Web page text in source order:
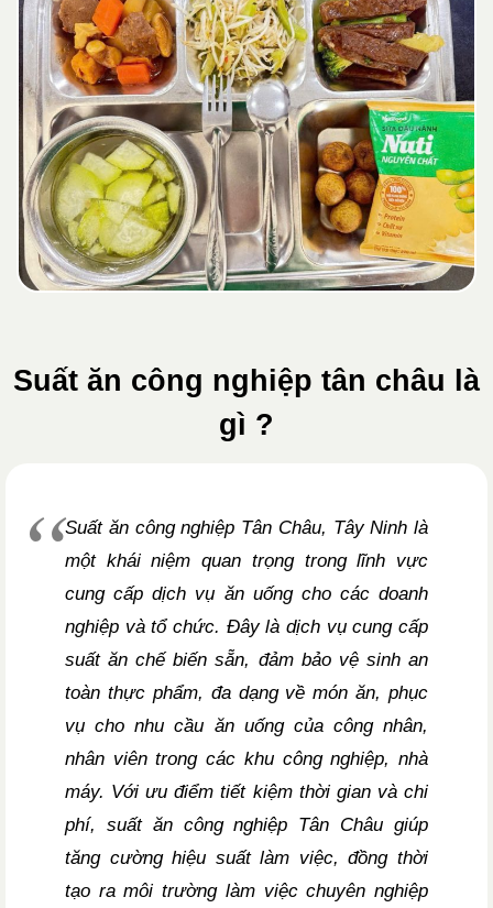
Suất ăn công nghiệp tân châu là
gì ?
Suất ăn công nghiệp Tân Châu, Tây Ninh là
một khái niệm quan trọng trong lĩnh vực
cung cấp dịch vụ ăn uống cho các doanh
nghiệp và tổ chức. Đây là dịch vụ cung cấp
suất ăn chế biến sẵn, đảm bảo vệ sinh an
toàn thực phẩm, đa dạng về món ăn, phục
vụ cho nhu cầu ăn uống của công nhân,
nhân viên trong các khu công nghiệp, nhà
máy. Với ưu điểm tiết kiệm thời gian và chi
phí, suất ăn công nghiệp Tân Châu giúp
tăng cường hiệu suất làm việc, đồng thời
tạo ra môi trường làm việc chuyên nghiệp